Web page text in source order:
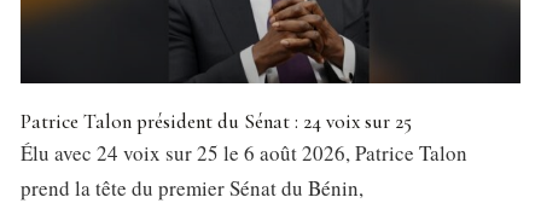
Patrice Talon président du Sénat : 24 voix sur 25
Élu avec 24 voix sur 25 le 6 août 2026, Patrice Talon
prend la tête du premier Sénat du Bénin,